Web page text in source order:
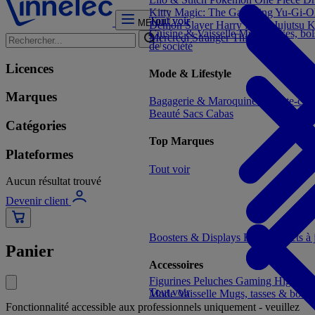
MENU
Licences
Marques
Catégories
Plateformes
Aucun résultat trouvé
Devenir client
Panier
Fonctionnalité accessible aux professionnels uniquement - veuillez
Figurines Peluches Gaming High-
ModeVaisselle Mugs, tasses & bols
Tout voir
Cuisine & VaisselleMugs, tasses,
de société
Mode & Lifestyle
Bagagerie & Maroquinerie
Porte-
Beauté Sacs Cabas
Top Marques
Tout voir
Boosters & Displays Formats prêts
Accessoires
Tout voir
Tout voir
Kitty Magic: The Gathering Yu-Gi-
Demon Slayer Harry PotterJujutsu
MercrediStranger Things